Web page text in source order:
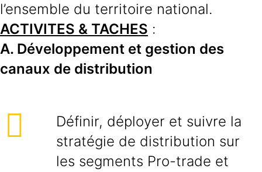
l’ensemble du territoire national.
ACTIVITES & TACHES :
A. Développement et gestion des
canaux de distribution
Définir, déployer et suivre la
stratégie de distribution sur
les segments Pro-trade et